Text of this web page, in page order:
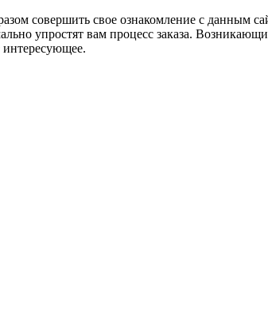
совершить свое ознакомление с данным
упростят вам процесс заказа.
интересующее.